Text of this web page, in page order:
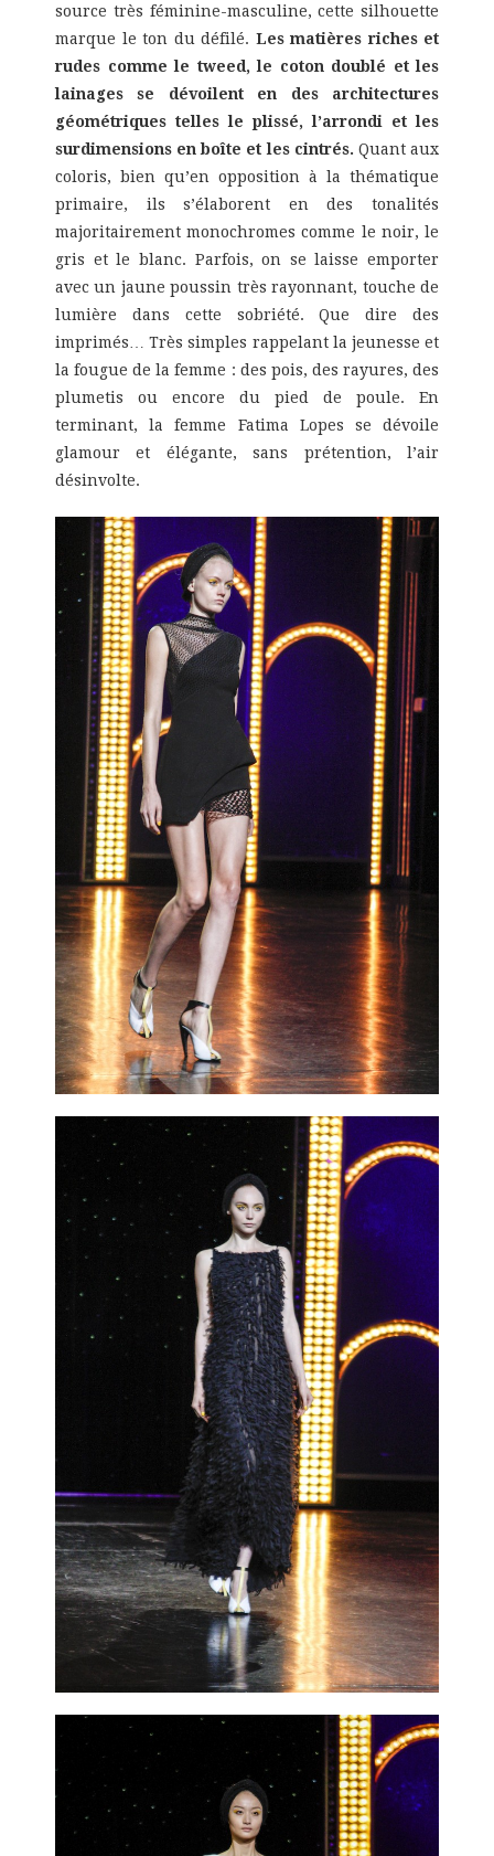
source très féminine-masculine, cette silhouette
marque le ton du défilé. Les matières riches et
rudes comme le tweed, le coton doublé et les
lainages se dévoilent en des architectures
géométriques telles le plissé, l’arrondi et les
surdimensions en boîte et les cintrés. Quant aux
coloris, bien qu’en opposition à la thématique
primaire, ils s’élaborent en des tonalités
majoritairement monochromes comme le noir, le
gris et le blanc. Parfois, on se laisse emporter
avec un jaune poussin très rayonnant, touche de
lumière dans cette sobriété. Que dire des
imprimés… Très simples rappelant la jeunesse et
la fougue de la femme : des pois, des rayures, des
plumetis ou encore du pied de poule. En
terminant, la femme Fatima Lopes se dévoile
glamour et élégante, sans prétention, l’air
désinvolte.